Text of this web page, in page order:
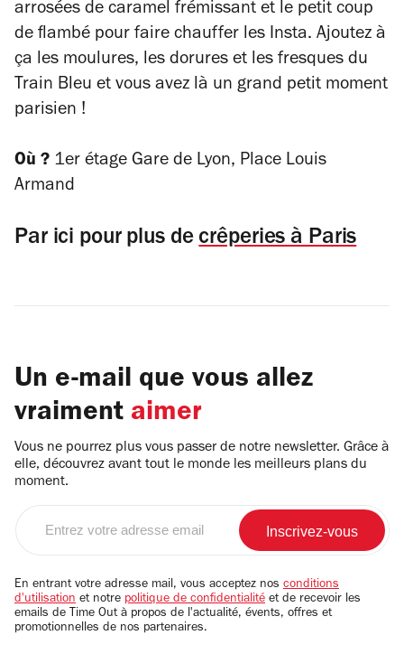
arrosées de caramel frémissant et le petit coup
de flambé pour faire chauffer les Insta. Ajoutez à
ça les moulures, les dorures et les fresques du
Train Bleu et vous avez là un grand petit moment
parisien !
Où ? 1er étage Gare de Lyon, Place Louis
Armand
Par ici pour plus decrêperies à Paris
Un e-mail que vous allez
vraiment aimer
Vous ne pourrez plus vous passer de notre newsletter. Grâce à
elle, découvrez avant tout le monde les meilleurs plans du
moment.
email
En entrant votre adresse mail, vous acceptez nos conditions
d'utilisation et notre politique de confidentialité et de recevoir les
emails de Time Out à propos de l'actualité, évents, offres et
promotionnelles de nos partenaires.